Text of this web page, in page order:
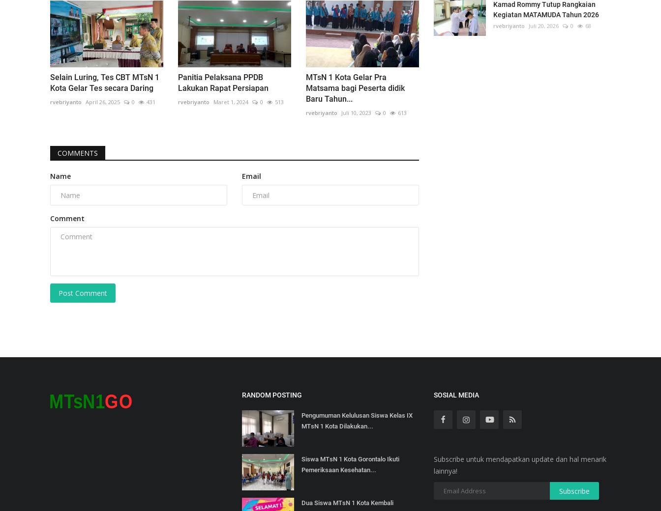
Selain Luring, Tes CBT MTsN 1
Kota Gelar Tes secara Daring
rvebriyanto April 26, 2025 0 431
Panitia Pelaksana PPDB
Lakukan Rapat Persiapan
rvebriyanto Maret 1, 2024 0 513
MTsN 1 Kota Gelar Pra
Matsama bagi Peserta didik
Baru Tahun...
rvebriyanto Juli 10, 2023 0 613
COMMENTS
Name Email
Comment
Post Comment
Kamad Rommy Tutup Rangkaian
Kegiatan MATAMUDA Tahun 2026
rvebriyanto Juli 20, 2026 0 68
RANDOM POSTING
Pengumuman Kelulusan Siswa Kelas IX
MTsN 1 Kota Dilakukan...
Siswa MTsN 1 Kota Gorontalo Ikuti
Pemeriksaan Kesehatan...
Dua Siswa MTsN 1 Kota Kembali
SOSIAL MEDIA
Subscribe untuk mendapatkan update dan hal menarik
lainnya!